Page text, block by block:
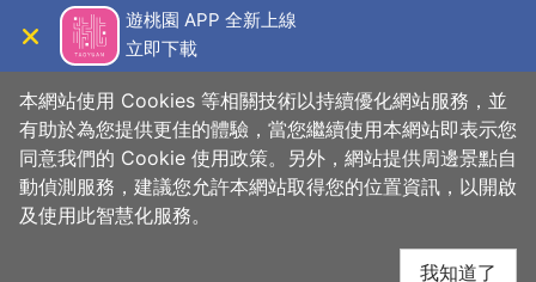
主
遊桃園 APP 全新上線
立即下載
首頁 > 想去的地方 > 住宿 > 旅館與民宿
米淇旅店
本網站使用 Cookies 等相關技術以持續優化網站服務，並
有助於為您提供更佳的體驗，當您繼續使用本網站即表示您
同意我們的 Cookie 使用政策。另外，網站提供周邊景點自
動偵測服務，建議您允許本網站取得您的位置資訊，以開啟
及使用此智慧化服務。
我知道了